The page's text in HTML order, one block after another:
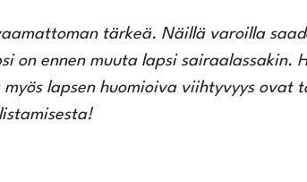
tärkeä. Näillä varoilla
on ennen muuta lapsi sairaalassakin.
lapsen huomioiva viihtyvyys